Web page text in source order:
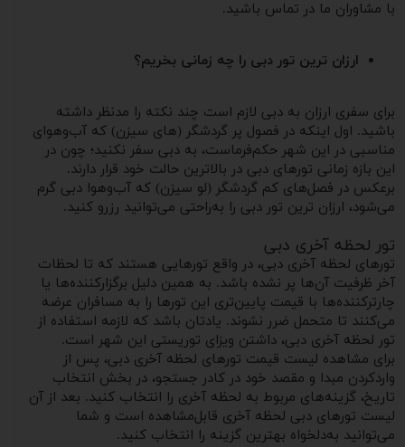
با مشاوران ما در تماس باشید.
ارزان ترین تور دبی را چه زمانی بخریم؟
برای سفری ارزان به دبی لازم است چند نکته را مدنظر داشته
باشید. اول اینکه در فصول پر گردشگر (های سیزن) که آب‌و‌هوای
مناسبی در این شهر حکم‌فرماست، به دبی سفر نکنید؛ چون در
این بازه زمانی تورهای دبی در بالاترین حالت خود قرار دارند.
برعکس در فصل‌های کم گردشگر (لو سیزن) که آب‌وهوا دبی گرم
می‌شود، ارزان ترین تور دبی را به‌راحتی می‌توانید رزرو کنید.
تور لحظه آخری دبی
تورهای لحظه آخری دبی، در واقع تورهایی هستند که تا لحظات
آخر ظرفیت آن‌ها پر نشده باشد. به همین دلیل برگزار‌کننده‌ها یا
چارترکننده‌ها با قیمت پایین‌تری این تورها را به مسافران عرضه
می‌کنند تا متحمل ضرر نشوند. یادتان باشد که لازمه استفاده از
تور لحظه آخری دبی، داشتن ویزای توریستی این شهر است.
برای مشاهده لیست قیمت تورهای لحظه آخری دبی، پس از
واردکردن مبدا و مقصد خود در کادر جستجو، در بخش انتخاب
تاریخ، گزینه‌های مربوط به لحظه آخری را انتخاب کنید. بعد از آن
لیست تورهای دبی لحظه آخری قابل‌مشاهده است و شما
می‌توانید به‌دلخواه بهترین گزینه را انتخاب کنید.